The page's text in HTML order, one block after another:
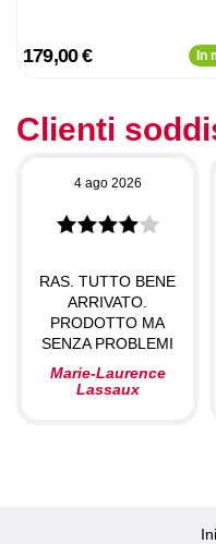
179,00 € In
Clienti
4 ago 2026
RAS. TUTTO BENE
ARRIVATO.
PRODOTTO MA
SENZA PROBLEMI
Marie-Laurence
Lassaux